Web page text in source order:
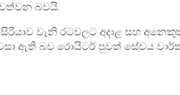
බවයි.
සිරියාව වැනි රටවලට අදාළ සහ
ඇති බව රොයිටර් පුවත් සේවය